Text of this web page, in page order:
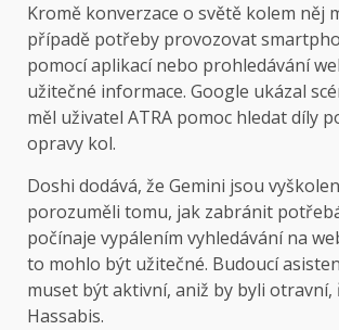
Kromě konverzace o světě kolem něj
případě potřeby provozovat
pomocí aplikací nebo prohledávání
užitečné informace. Google ukázal
měl uživatel ATRA pomoc hledat díly
opravy kol.
Doshi dodává, že Gemini jsou
porozuměli tomu, jak zabránit
počínaje vypálením vyhledávání na
to mohlo být užitečné. Budoucí
muset být aktivní, aniž by byli otravní,
Hassabis.